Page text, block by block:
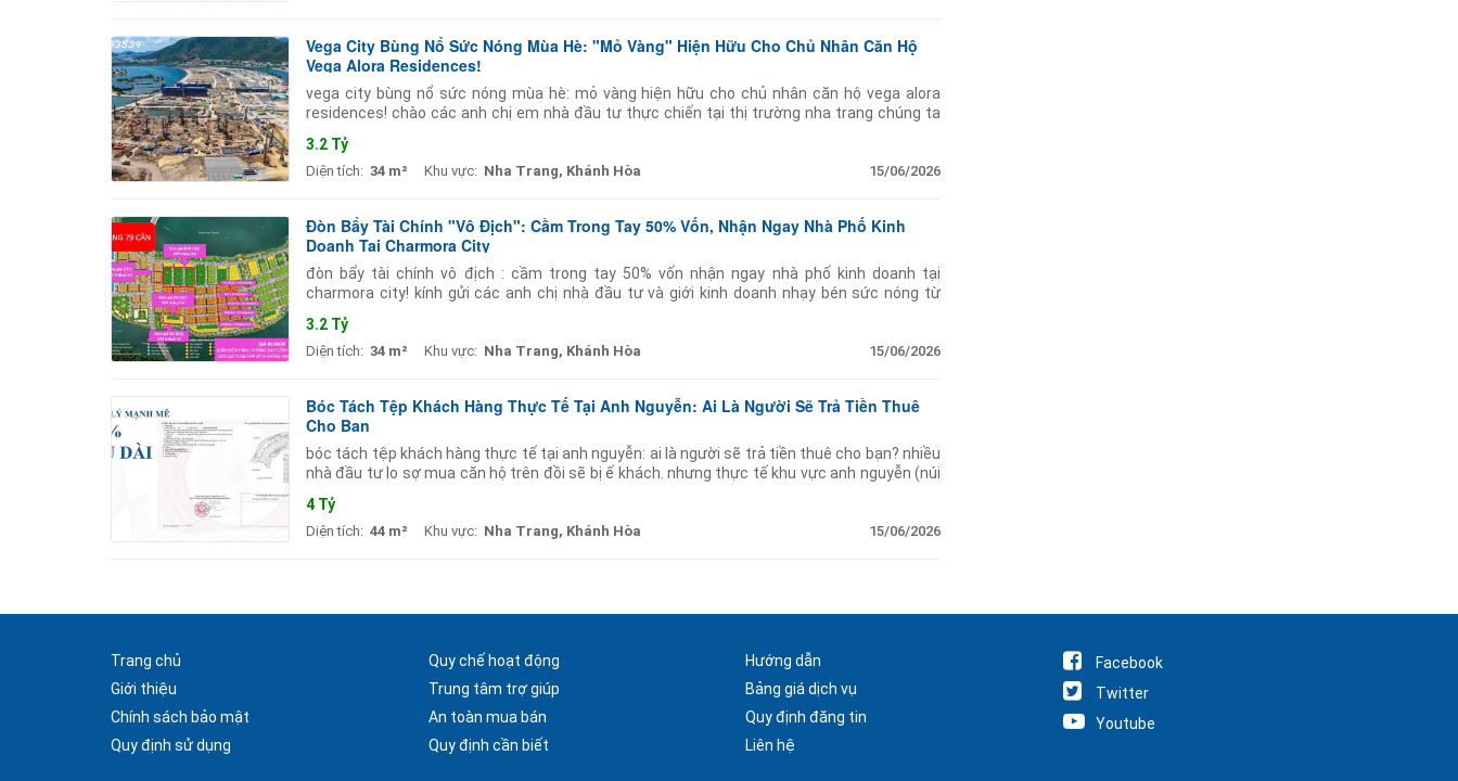
Vega City Bùng Nổ Sức Nóng Mùa Hè: "Mỏ Vàng" Hiện Hữu Cho Chủ Nhân Căn Hộ
Vega Alora Residences!
vega city bùng nổ sức nóng mùa hè: mỏ vàng hiện hữu cho chủ nhân căn hộ vega alora
residences! chào các anh chị em nhà đầu tư thực chiến tại thị trường nha trang chúng ta
3.2 Tỷ
Diện tích: 34 m² Khu vực: Nha Trang, Khánh Hòa 15/06/2026
Đòn Bẩy Tài Chính "Vô Địch": Cầm Trong Tay 50% Vốn, Nhận Ngay Nhà Phố Kinh
Doanh Tại Charmora City
đòn bẩy tài chính vô địch : cầm trong tay 50% vốn nhận ngay nhà phố kinh doanh tại
charmora city! kính gửi các anh chị nhà đầu tư và giới kinh doanh nhạy bén sức nóng từ
3.2 Tỷ
Diện tích: 34 m² Khu vực: Nha Trang, Khánh Hòa 15/06/2026
Bóc Tách Tệp Khách Hàng Thực Tế Tại Anh Nguyễn: Ai Là Người Sẽ Trả Tiền Thuê
Cho Bạn
bóc tách tệp khách hàng thực tế tại anh nguyễn: ai là người sẽ trả tiền thuê cho bạn? nhiều
nhà đầu tư lo sợ mua căn hộ trên đồi sẽ bị ế khách. nhưng thực tế khu vực anh nguyễn (núi
4 Tỷ
Diện tích: 44 m² Khu vực: Nha Trang, Khánh Hòa 15/06/2026
Trang chủ
Giới thiệu
Chính sách bảo mật
Quy định sử dụng
Quy chế hoạt động
Trung tâm trợ giúp
An toàn mua bán
Quy định cần biết
Hướng dẫn
Bảng giá dịch vụ
Quy định đăng tin
Liên hệ
Facebook
Twitter
Youtube